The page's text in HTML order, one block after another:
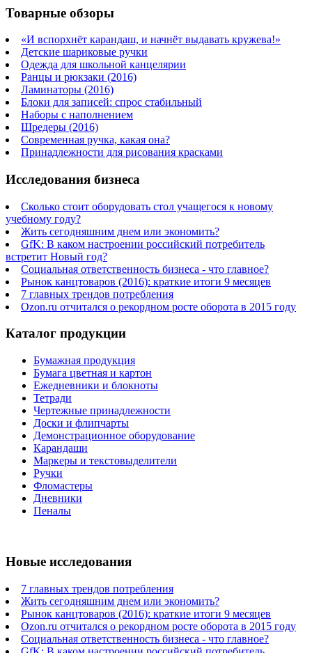
Товарные обзоры
«И вспорхнёт карандаш, и начнёт выдавать кружева!»
Детские шариковые ручки
Одежда для школьной канцелярии
Ранцы и рюкзаки (2016)
Ламинаторы (2016)
Блоки для записей: спрос стабильный
Наборы с наполнением
Шредеры (2016)
Современная ручка, какая она?
Принадлежности для рисования красками
Исследования бизнеса
Сколько стоит оборудовать стол учащегося к новому
учебному году?
Жить сегодняшним днем или экономить?
GfK: В каком настроении российский потребитель
встретит Новый год?
Социальная ответственность бизнеса - что главное?
Рынок канцтоваров (2016): краткие итоги 9 месяцев
7 главных трендов потребления
Ozon.ru отчитался о рекордном росте оборота в 2015 году
Каталог продукции
Бумажная продукция
Бумага цветная и картон
Ежедневники и блокноты
Тетради
Чертежные принадлежности
Доски и флипчарты
Демонстрационное оборудование
Карандаши
Маркеры и текстовыделители
Ручки
Фломастеры
Дневники
Пеналы
Новые исследования
7 главных трендов потребления
Жить сегодняшним днем или экономить?
Рынок канцтоваров (2016): краткие итоги 9 месяцев
Ozon.ru отчитался о рекордном росте оборота в 2015 году
Социальная ответственность бизнеса - что главное?